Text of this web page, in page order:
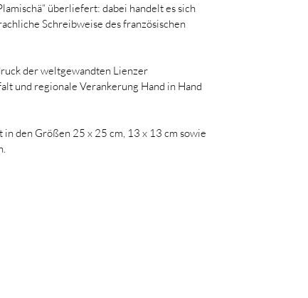
überliefert: dabei handelt es sich
Schreibweise des französischen
der weltgewandten Lienzer
und regionale Verankerung Hand in Hand
den Größen 25 x 25 cm, 13 x 13 cm sowie